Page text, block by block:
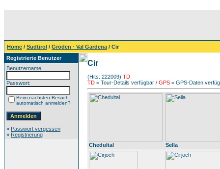
Home / Südtirol / Gröden · Val Gardena / Cir
Registrierte Benutzer
Benutzername:
Passwort:
Beim nächsten Besuch
automatisch anmelden?
» Passwort vergessen
» Registrierung
Cir
(Hits: 222009) TD
TD = Tour-Details verfügbar / GPS = GPS-Daten
Chedultal Sella